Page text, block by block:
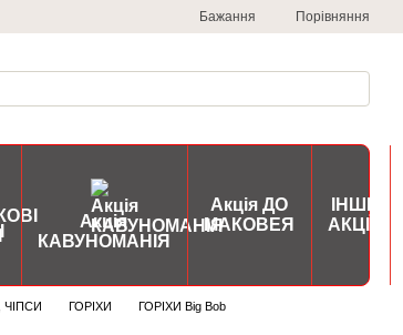
Бажання Порівняння
Акція
КАВУНОМАНІЯ
Акція ДО
МАКОВЕЯ
ІНШІ
АКЦІЇ
ЧІПСИ ГОРІХИ
ГОРІХИ Big Bob